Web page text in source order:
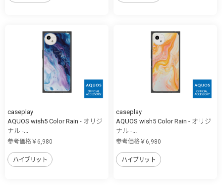
caseplay
AQUOS wish5 Color Rain - オリジ
ナル -...
参考価格￥6,980
ハイブリット
caseplay
AQUOS wish5 Color Rain - オリジ
ナル -...
参考価格￥6,980
ハイブリット